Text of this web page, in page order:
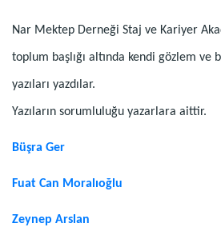
Nar Mektep Derneği Staj ve Kariyer
toplum başlığı altında kendi gözlem
yazıları yazdılar.
Yazıların sorumluluğu yazarlara aittir.
Büşra Ger
Fuat Can Moralıoğlu
Zeynep Arslan